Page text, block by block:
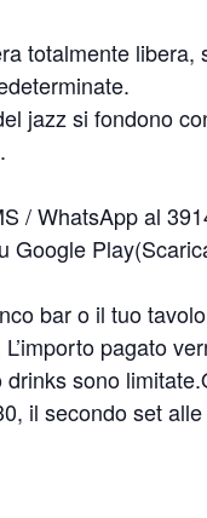
totalmente libera,
jazz si fondono
/ WhatsApp al
Google
bar o il tuo
pagato
sono
il secondo set